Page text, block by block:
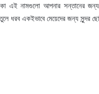
এই নামগুলো আপনার সন্তানের
ধরব একইভাবে মেয়েদের জন্য সুন্দর